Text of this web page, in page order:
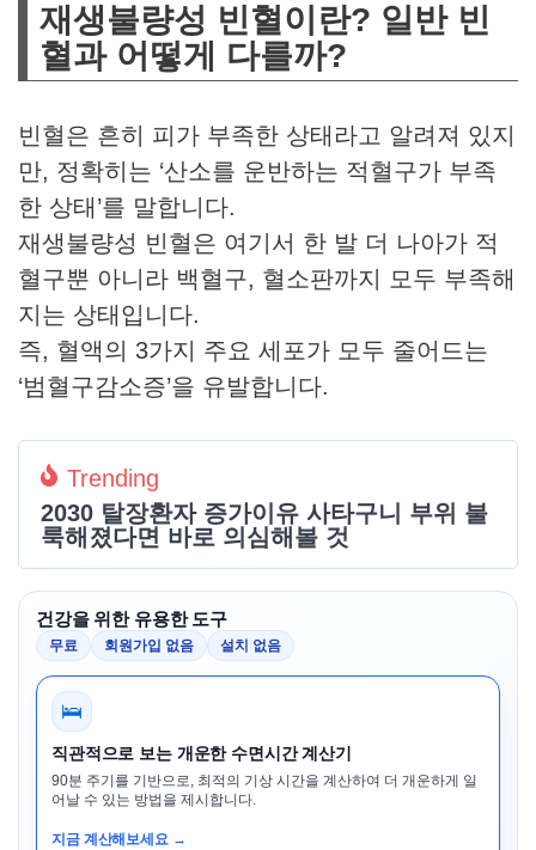
재생불량성 빈혈이란? 일반 빈
혈과 어떻게 다를까?
빈혈은 흔히 피가 부족한 상태라고 알려져 있지
만, 정확히는 ‘산소를 운반하는 적혈구가 부족
한 상태’를 말합니다.
재생불량성 빈혈은 여기서 한 발 더 나아가 적
혈구뿐 아니라 백혈구, 혈소판까지 모두 부족해
지는 상태입니다.
즉, 혈액의 3가지 주요 세포가 모두 줄어드는
‘범혈구감소증’을 유발합니다.
Trending
2030 탈장환자 증가이유 사타구니 부위 불
룩해졌다면 바로 의심해볼 것
건강을 위한 유용한 도구
무료 회원가입 없음 설치 없음
🛌
직관적으로 보는 개운한 수면시간 계산기
90분 주기를 기반으로, 최적의 기상 시간을 계산하여 더 개운하게 일
어날 수 있는 방법을 제시합니다.
지금 계산해보세요 →